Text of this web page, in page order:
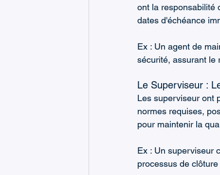
ont la responsabilité
dates d'échéance
Ex : Un agent de
sécurité, assurant le
Le Superviseur :
Les superviseur ont
normes requises,
pour maintenir la
Ex : Un superviseur
processus de